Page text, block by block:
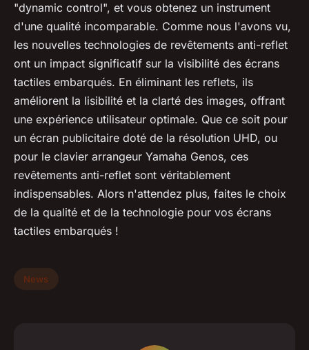
"dynamic control", et vous obtenez un instrument
d'une qualité incomparable. Comme nous l'avons vu,
les nouvelles technologies de revêtements anti-reflet
ont un impact significatif sur la visibilité des écrans
tactiles embarqués. En éliminant les reflets, ils
améliorent la lisibilité et la clarté des images, offrant
une expérience utilisateur optimale. Que ce soit pour
un écran publicitaire doté de la résolution UHD, ou
pour le clavier arrangeur Yamaha Genos, ces
revêtements anti-reflet sont véritablement
indispensables. Alors n'attendez plus, faites le choix
de la qualité et de la technologie pour vos écrans
tactiles embarqués !
News